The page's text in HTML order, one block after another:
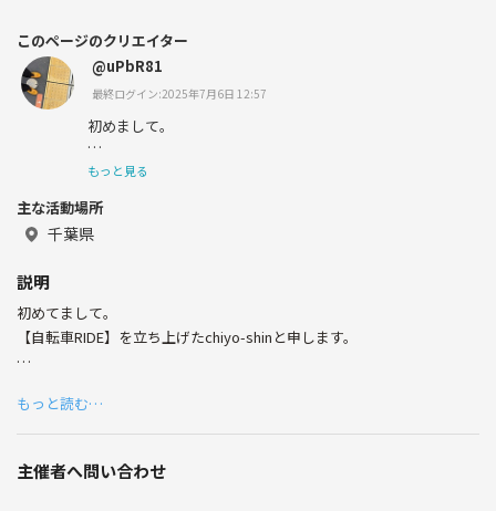
このページのクリエイター
@uPbR81
最終ログイン:2025年7月6日 12:57
初めまして。
2023年6月に埼玉県から千葉県・八千代市へ引っ越してき
自転車の楽しさに夢中になりました。
この機会に自転車が好きな方と繋がれたらと思い投稿をし
ています。
もっと見る
主な活動場所
千葉県
説明
初めてまして。
【自転車RIDE】を立ち上げたchiyo-shinと申します。
共に自転車を楽しむ仲間を募集ています!
メンバーを募集する経緯は以下の通りになりますので、ご興味をお持ち
になった方は、ぜひ以下の内容をご確認の上ご検討いただけましたら幸
いです。
もっと読む…
主催者へ問い合わせ